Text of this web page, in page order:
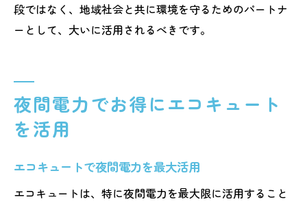
段ではなく、地域社会と共に環境を守るためのパートナ
ーとして、大いに活用されるべきです。
夜間電力でお得にエコキュート
を活用
エコキュートで夜間電力を最大活用
エコキュートは、特に夜間電力を最大限に活用すること